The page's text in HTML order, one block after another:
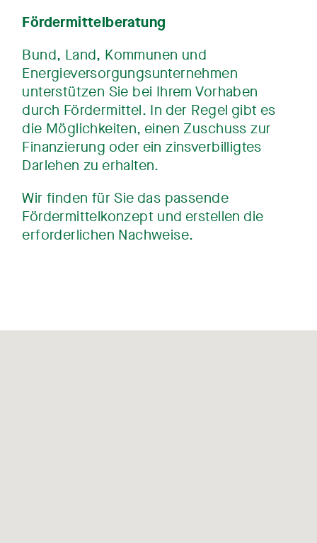
Fördermittelberatung
Bund, Land, Kommunen und
Energieversorgungsunternehmen
unterstützen Sie bei Ihrem Vorhaben
durch Fördermittel. In der Regel gibt es
die Möglichkeiten, einen Zuschuss zur
Finanzierung oder ein zinsverbilligtes
Darlehen zu erhalten.
Wir finden für Sie das passende
Fördermittelkonzept und erstellen die
erforderlichen Nachweise.